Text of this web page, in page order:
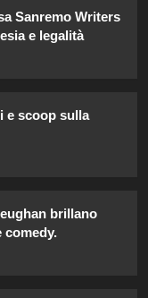
sul
più grande
con Giovanni:
Claudia Dionigi
Sanremo Writers
e legalità
e scoop sulla
brillano
comedy.